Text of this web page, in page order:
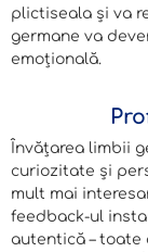
plictiseala și va
germane va
emoțională.
Învățarea limbii
curiozitate și
mult mai
feedback-ul
autentică – toate